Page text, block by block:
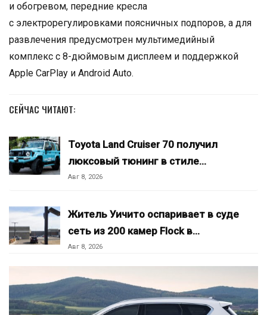
и обогревом, передние кресла
с электрорегулировками поясничных подпоров, а для
развлечения предусмотрен мультимедийный
комплекс с 8-дюймовым дисплеем и поддержкой
Apple CarPlay и Android Auto.
СЕЙЧАС ЧИТАЮТ:
Toyota Land Cruiser 70 получил
люксовый тюнинг в стиле…
Авг 8, 2026
Житель Уичито оспаривает в суде
сеть из 200 камер Flock в…
Авг 8, 2026